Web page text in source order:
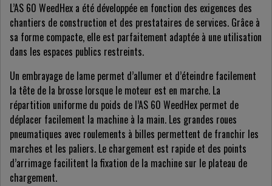
L’AS 60 WeedHex a été développée en fonction des exigences des
chantiers de construction et des prestataires de services. Grâce à
sa forme compacte, elle est parfaitement adaptée à une utilisation
dans les espaces publics restreints.
Un embrayage de lame permet d’allumer et d’éteindre facilement
la tête de la brosse lorsque le moteur est en marche. La
répartition uniforme du poids de l’AS 60 WeedHex permet de
déplacer facilement la machine à la main. Les grandes roues
pneumatiques avec roulements à billes permettent de franchir les
marches et les paliers. Le chargement est rapide et des points
d’arrimage facilitent la fixation de la machine sur le plateau de
chargement.